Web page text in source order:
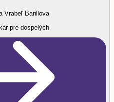
Vrabeľ Barillova
pre dospelých